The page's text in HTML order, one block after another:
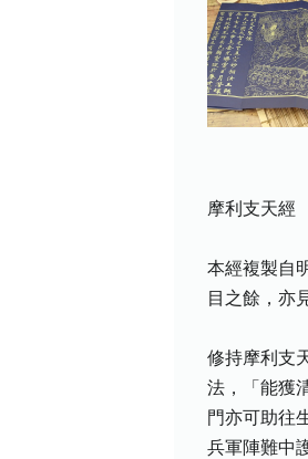
摩利支天經
本經複製自
目之餘，亦
修持摩利支
法，「能獲
門亦可助往
兵軍陣難中